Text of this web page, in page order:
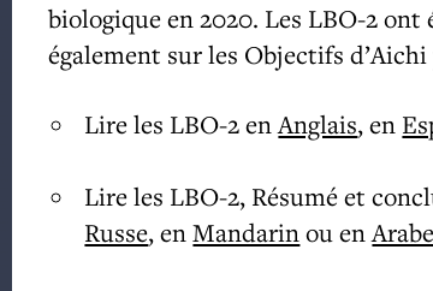
biologique en 2020. Les LBO-2
également sur les Objectifs
Lire les LBO-2 enAnglais, en
Lire les LBO-2, Résumé et
Russe, enMandarinou enArabe